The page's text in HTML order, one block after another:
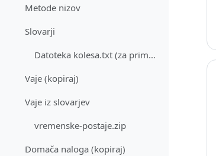
Metode nizov
Slovarji
Datoteka kolesa.txt (za primere v zapiskih)
Vaje (kopiraj)
Vaje iz slovarjev
vremenske-postaje.zip
Domača naloga (kopiraj)